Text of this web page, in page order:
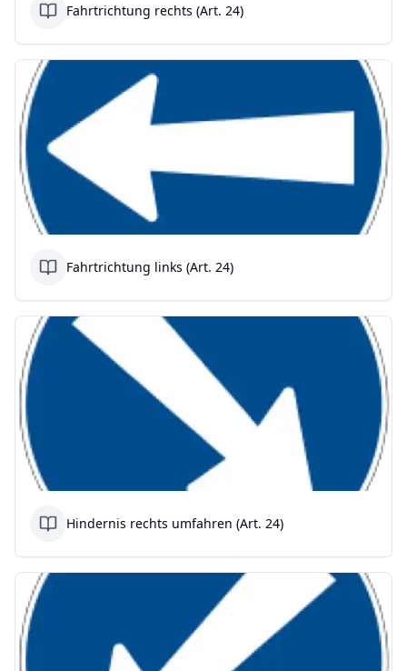
Fahrtrichtung rechts (Art. 24)
Fahrtrichtung links (Art. 24)
Hindernis rechts umfahren (Art. 24)